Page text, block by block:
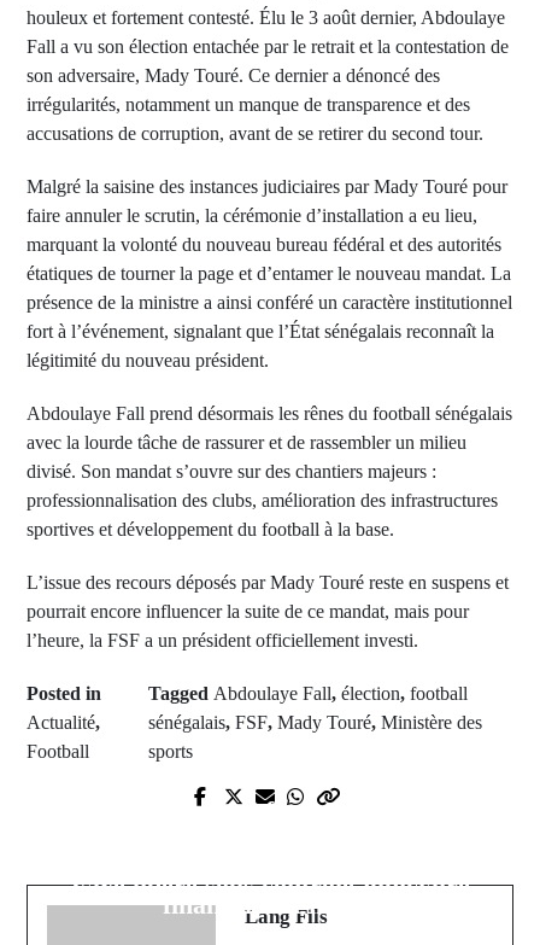
houleux et fortement contesté. Élu le 3 août dernier, Abdoulaye
Fall a vu son élection entachée par le retrait et la contestation de
son adversaire, Mady Touré. Ce dernier a dénoncé des
irrégularités, notamment un manque de transparence et des
accusations de corruption, avant de se retirer du second tour.
Malgré la saisine des instances judiciaires par Mady Touré pour
faire annuler le scrutin, la cérémonie d’installation a eu lieu,
marquant la volonté du nouveau bureau fédéral et des autorités
étatiques de tourner la page et d’entamer le nouveau mandat. La
présence de la ministre a ainsi conféré un caractère institutionnel
fort à l’événement, signalant que l’État sénégalais reconnaît la
légitimité du nouveau président.
Abdoulaye Fall prend désormais les rênes du football sénégalais
avec la lourde tâche de rassurer et de rassembler un milieu
divisé. Son mandat s’ouvre sur des chantiers majeurs :
professionnalisation des clubs, amélioration des infrastructures
sportives et développement du football à la base.
L’issue des recours déposés par Mady Touré reste en suspens et
pourrait encore influencer la suite de ce mandat, mais pour
l’heure, la FSF a un président officiellement investi.
Posted in
Actualité,
Football
Tagged Abdoulaye Fall,élection,football
sénégalais,FSF,Mady Touré,Ministère des
sports
L'ex-président français Nicolas
financement libyen
Faye libéré sous contrôle judiciaire
Lang Fils